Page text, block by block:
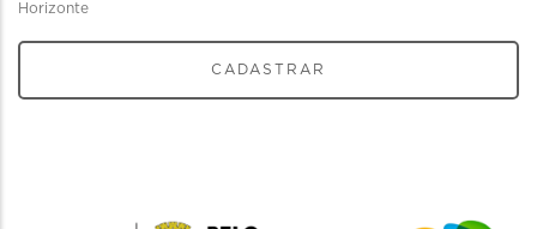
Horizonte
CADASTRAR